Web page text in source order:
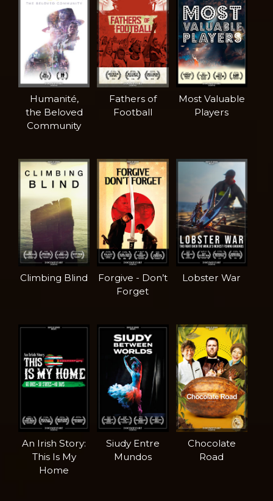
Humanité,
the Beloved
Community
Fathers of
Football
Most Valuable
Players
Climbing Blind
Forgive - Don’t
Forget
Lobster War
An Irish Story:
This Is My
Home
Siudy Entre
Mundos
Chocolate
Road